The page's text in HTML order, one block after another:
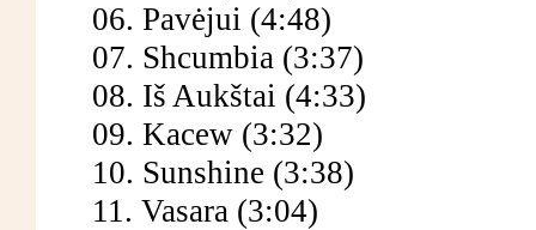
06. Pavėjui (4:48)
07. Shcumbia (3:37)
08. Iš Aukštai (4:33)
09. Kacew (3:32)
10. Sunshine (3:38)
11. Vasara (3:04)